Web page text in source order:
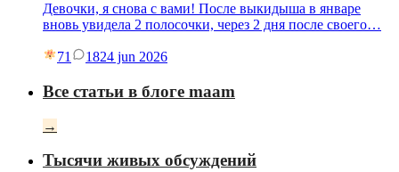
Девочки, я снова с вами! После выкидыша в январе
вновь увидела 2 полосочки, через 2 дня после своего…
71 1824 jun 2026
Все статьи в блоге maam
→
Тысячи живых обсуждений